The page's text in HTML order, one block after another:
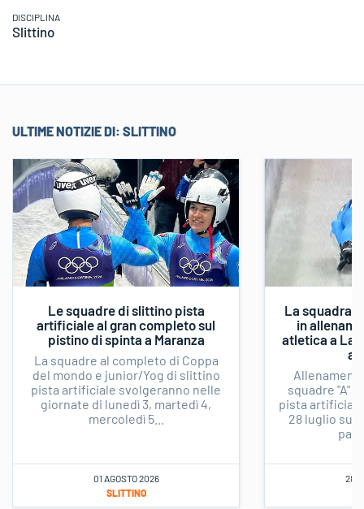
DISCIPLINA
Slittino
ULTIME NOTIZIE DI: SLITTINO
Le squadre di slittino pista
artificiale al gran completo sul
pistino di spinta a Maranza
La squadre al completo di Coppa
del mondo e junior/Yog di slittino
pista artificiale svolgeranno nelle
giornate di lunedì 3, martedì 4,
mercoledì 5...
01 AGOSTO 2026
SLITTINO
La squadra
in
atletica a
a
squadre "A"
pista
28 luglio sul
28